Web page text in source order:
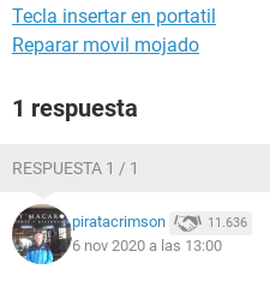
Tecla insertar en portatil
Reparar movil mojado
1 respuesta
RESPUESTA 1 / 1
piratacrimson 11.636
6 nov 2020 a las 13:00